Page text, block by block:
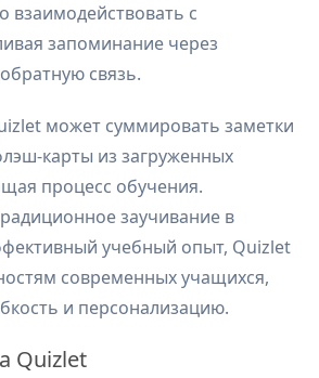
взаимодействовать с
запоминание через
связь.
может суммировать заметки
карты из загруженных
процесс обучения.
заучивание в
учебный опыт, Quizlet
современных учащихся,
и персонализацию.
Quizlet